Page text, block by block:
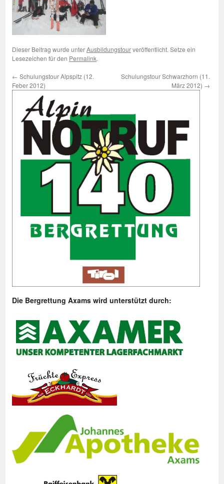
Dieser Beitrag wurde unterAusbildungstourveröffentlicht. Setze ein
Lesezeichen für den Permalink.
← Schulungstour Alpspitz (12.
Feber 2012)
Schulungstour Schwarzhorn (11.
März 2012) →
Die Bergrettung Axams wird unterstützt durch: